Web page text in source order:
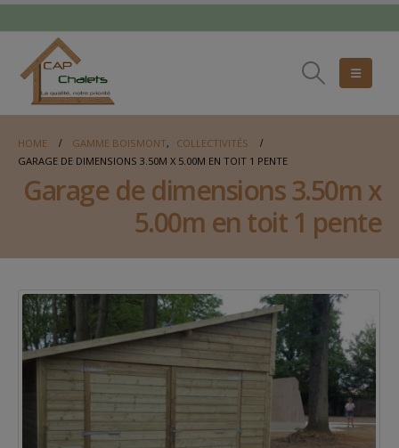
HOME GAMME BOISMONT,
COLLECTIVITÉS
GARAGE DE DIMENSIONS 3.50M X 5.00M EN TOIT 1 PENTE
Garage de dimensions 3.50m x
5.00m en toit 1 pente